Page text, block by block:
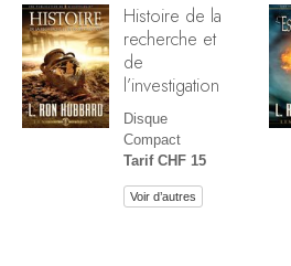
Histoire de la
recherche et
de
l’investigation
Disque
Compact
Tarif CHF 15
Voir d’autres